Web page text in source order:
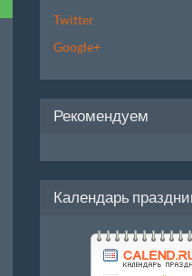
Twitter
Google+
Рекомендуем
Календарь